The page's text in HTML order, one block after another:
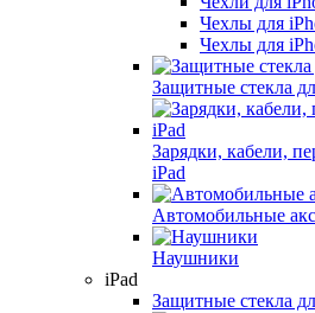
Чехлы для
Чехлы для
Защитные стекла
Зарядки, кабели,
iPad
Автомобильные
Наушники
iPad
Защитные стекла